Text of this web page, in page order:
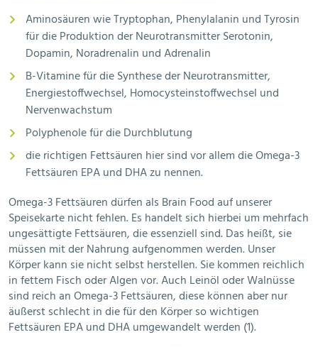
Aminosäuren wie Tryptophan, Phenylalanin und Tyrosin
für die Produktion der Neurotransmitter Serotonin,
Dopamin, Noradrenalin und Adrenalin
B-Vitamine für die Synthese der Neurotransmitter,
Energiestoffwechsel, Homocysteinstoffwechsel und
Nervenwachstum
Polyphenole für die Durchblutung
die richtigen Fettsäuren hier sind vor allem die Omega-3
Fettsäuren EPA und DHA zu nennen.
Omega-3 Fettsäuren dürfen als Brain Food auf unserer
Speisekarte nicht fehlen. Es handelt sich hierbei um mehrfach
ungesättigte Fettsäuren, die essenziell sind. Das heißt, sie
müssen mit der Nahrung aufgenommen werden. Unser
Körper kann sie nicht selbst herstellen. Sie kommen reichlich
in fettem Fisch oder Algen vor. Auch Leinöl oder Walnüsse
sind reich an Omega-3 Fettsäuren, diese können aber nur
äußerst schlecht in die für den Körper so wichtigen
Fettsäuren EPA und DHA umgewandelt werden (1).